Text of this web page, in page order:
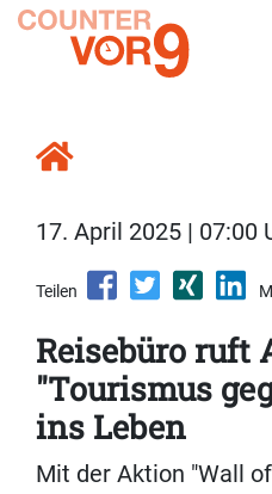
17. April 2025 | 07:00
Teilen
Reisebüro ruft
"Tourismus
ins Leben
Mit der Aktion "Wall